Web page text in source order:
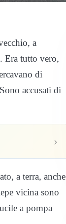
a
Era tutto vero,
di
accusati di
›
a terra, anche
vicina sono
a pompa